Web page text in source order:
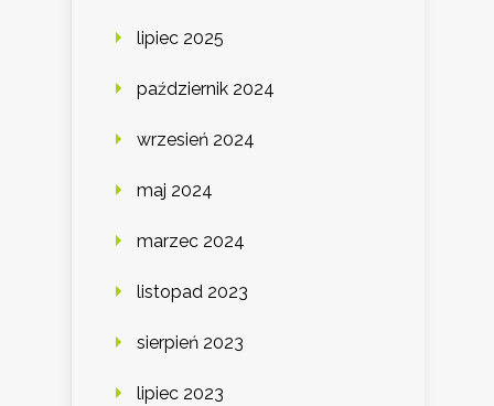
lipiec 2025
październik 2024
wrzesień 2024
maj 2024
marzec 2024
listopad 2023
sierpień 2023
lipiec 2023